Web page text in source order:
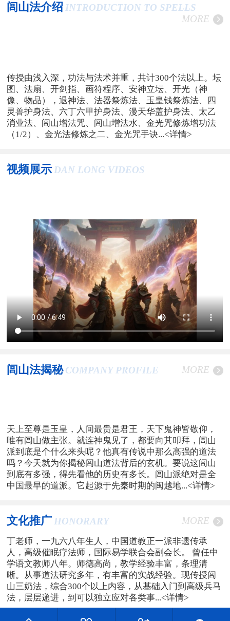
闾山法介绍 INTRODUCTION TO SPELLS
MORE
传授由浅入深，功法与法术并重，共计300个法以上。坛
图、法扇、开剑指、画符程序、安神立坛、开光（神
像、物品），退神法、法器祭炼法、玉皇钱祭炼法、四
灵兽护身法、六丁六甲护身法、漫天华盖护身法、太乙
消业法、闾山增法咒、闾山增法水、金光咒修炼增功法
（1/2）、金光法修炼之二、金光咒手诀...<详情>
视频展示 DAN LONG VIDEOS
闾山法揭秘 COMPANY PROFILE MORE
天上至尊是玉皇，人间最贵是君王，天下鬼神皆敬仰，
唯有闾山做主张。就连神鬼见了，都要向其叩拜，闾山
派到底是个什么来头呢？他真有传说中那么高强的道法
吗？今天就为你揭秘闾山道法背后的玄机。要说这闾山
到底有多强，得先看他的历史有多长。闾山派绝对是全
中国最早的道派。它起源于先秦时期的闽越地...<详情>
文化推广 HONORARY MORE
丁老师，一九六八年生人，中国道教正一派非遗传承
人，高级催眠疗法师，国际易学联合会副会长。 曾任中
学语文教师八年。师德高尚，教学经验丰富，条理清
晰。从事道法研究多年，有丰富的实战经验。现传授闾
山三奶法，综合300个以上内容，从基础入门到高级兵马
法，层层递进，到可以独立应对各类事...<详情>